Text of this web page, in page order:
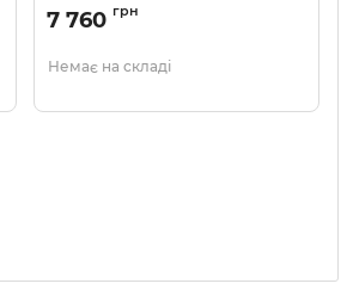
Артикул: 1303207
7 760 грн
Немає на складі